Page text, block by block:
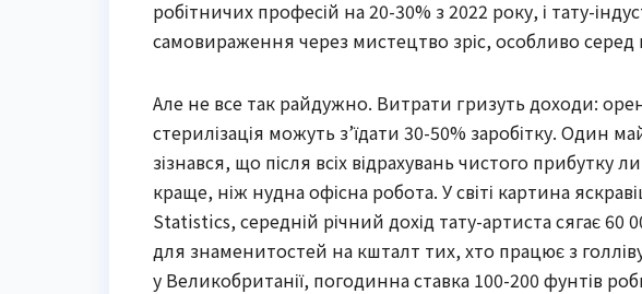
робітничих професій на 20-30% з 2022 року, і тату-
самовираження через мистецтво зріс, особливо серед
Але не все так райдужно. Витрати гризуть доходи:
стерилізація можуть з’їдати 30-50% заробітку. Один
зізнався, що після всіх відрахувань чистого прибутку
краще, ніж нудна офісна робота. У світі картина
Statistics, середній річний дохід тату-артиста сягає 60
для знаменитостей на кшталт тих, хто працює з
у Великобританії, погодинна ставка 100-200 фунтів